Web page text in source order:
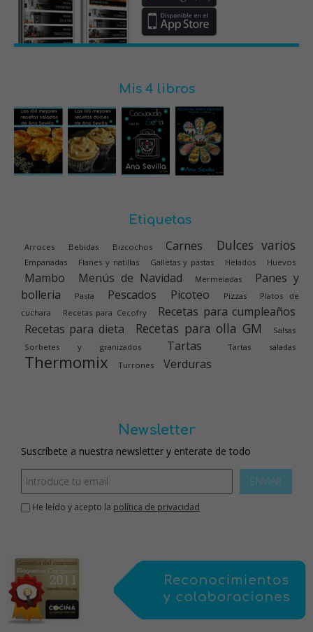
Mis 4 libros
Etiquetas
Arroces Bebidas Bizcochos Carnes Dulces varios
Empanadas Flanes y natillas Galletas y pastas Helados Huevos
Mambo Menús de Navidad Mermeladas
Panes y
bolleria
Pasta Pescados Picoteo Pizzas
Platos de
cuchara
Recetas para Cecofry
Recetas para cumpleaños
Recetas para dieta
Recetas para olla GM
Salsas
Sorbetes y granizados
Tartas Tartas saladas
Thermomix Turrones Verduras
Newsletter
Suscríbete a nuestra newsletter y enterate de todo
ENVIAR
He leído y acepto la política de privacidad